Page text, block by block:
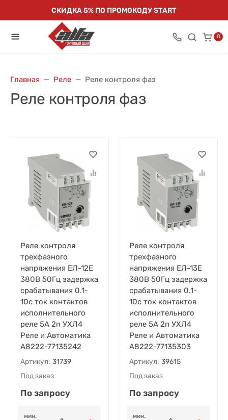
СКИДКА 5% ПО ПРОМОКОДУ START
0
Главная Реле Реле контроля фаз
Реле контроля фаз
Реле контроля
трехфазного
напряжения ЕЛ-12Е
380В 50Гц задержка
срабатывания 0.1-
10с ток контактов
исполнительного
реле 5А 2п УХЛ4
Реле и Автоматика
A8222-77135242
Артикул: 31739
Под заказ
По запросу
мин.
Реле контроля
трехфазного
напряжения ЕЛ-13Е
380В 50Гц задержка
срабатывания 0.1-
10с ток контактов
исполнительного
реле 5А 2п УХЛ4
Реле и Автоматика
A8222-77135303
Артикул: 39615
Под заказ
По запросу
мин.